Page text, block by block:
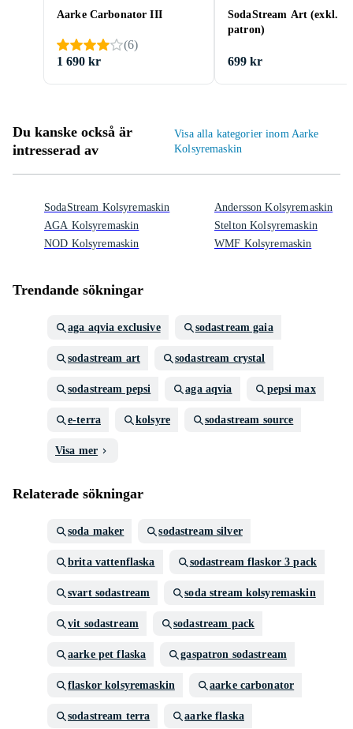
Aarke Carbonator III
(6)
1 690 kr
SodaStream Art (exkl.
patron)
699 kr
Du kanske också är
intresserad av
Visa alla kategorier inom Aarke
Kolsyremaskin
SodaStream Kolsyremaskin
AGA Kolsyremaskin
NOD Kolsyremaskin
Andersson Kolsyremaskin
Stelton Kolsyremaskin
WMF Kolsyremaskin
Trendande sökningar
aga aqvia exclusive sodastream gaia
sodastream art sodastream crystal
sodastream pepsi aga aqvia pepsi max
e-terra kolsyre sodastream source
Visa mer
Relaterade sökningar
soda maker sodastream silver
brita vattenflaska sodastream flaskor 3 pack
svart sodastream soda stream kolsyremaskin
vit sodastream sodastream pack
aarke pet flaska gaspatron sodastream
flaskor kolsyremaskin aarke carbonator
sodastream terra aarke flaska